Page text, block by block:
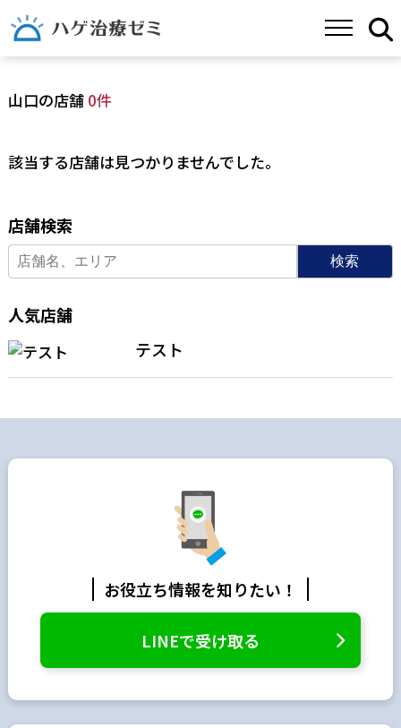
山口の店舗 0件
該当する店舗は見つかりませんでした。
店舗検索
検索
人気店舗
テスト
お役立ち情報を知りたい！
LINEで受け取る